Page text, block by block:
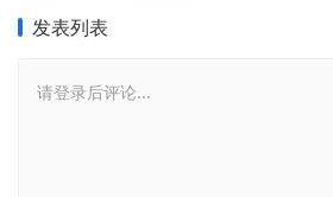
发表列表
请登录后评论...